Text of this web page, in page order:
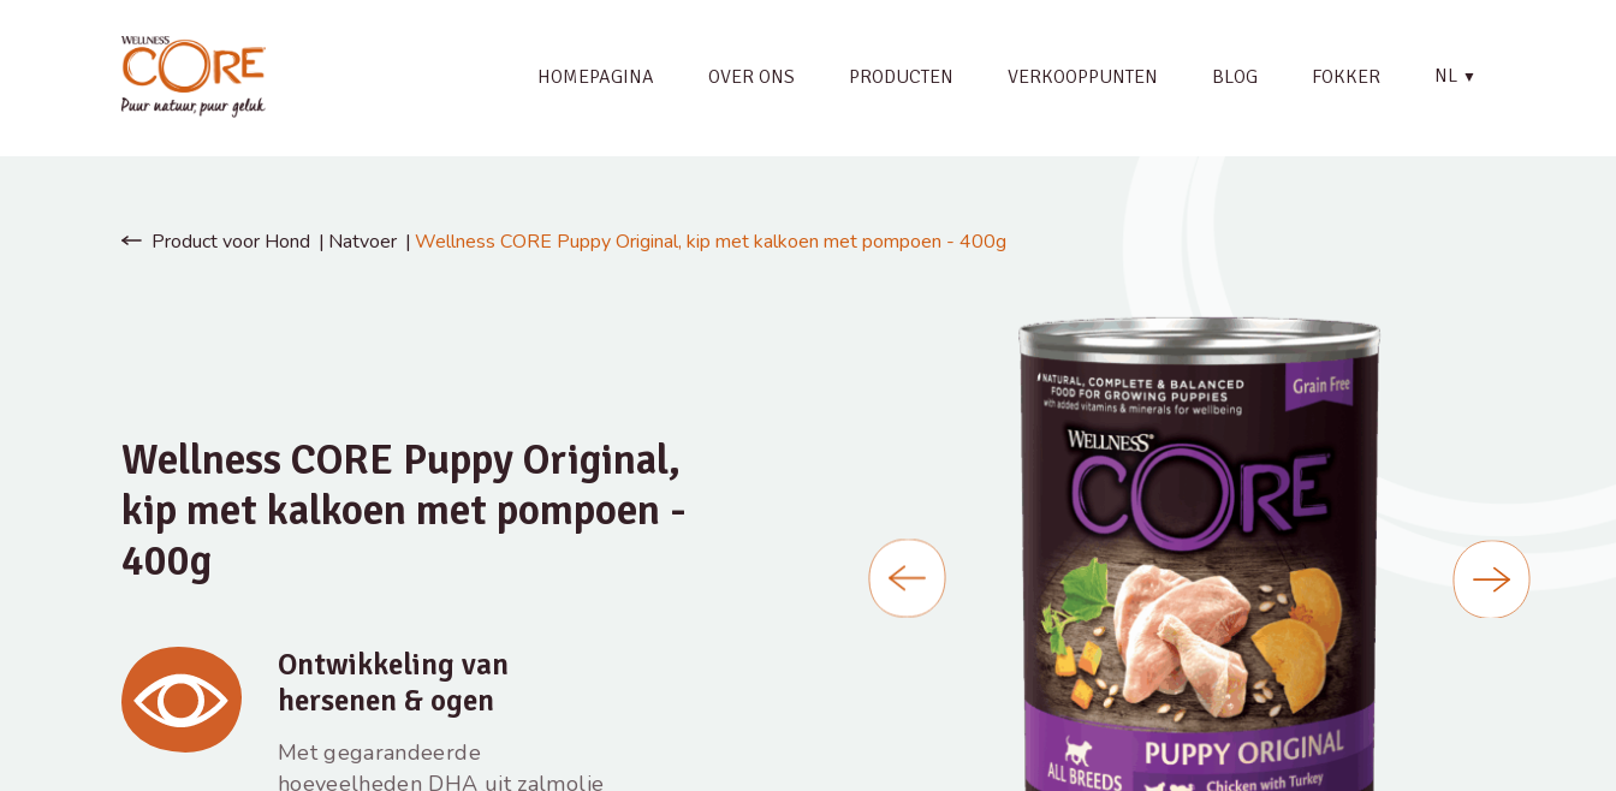
HOMEPAGINA OVER ONS PRODUCTEN VERKOOPPUNTEN BLOG FOKKER NL ▼
Product voor Hond Natvoer Wellness CORE Puppy Original, kip met kalkoen met pompoen - 400g
Wellness CORE Puppy Original,
kip met kalkoen met pompoen -
400g
Ontwikkeling van
hersenen & ogen
Met gegarandeerde
hoeveelheden DHA uit zalmolie